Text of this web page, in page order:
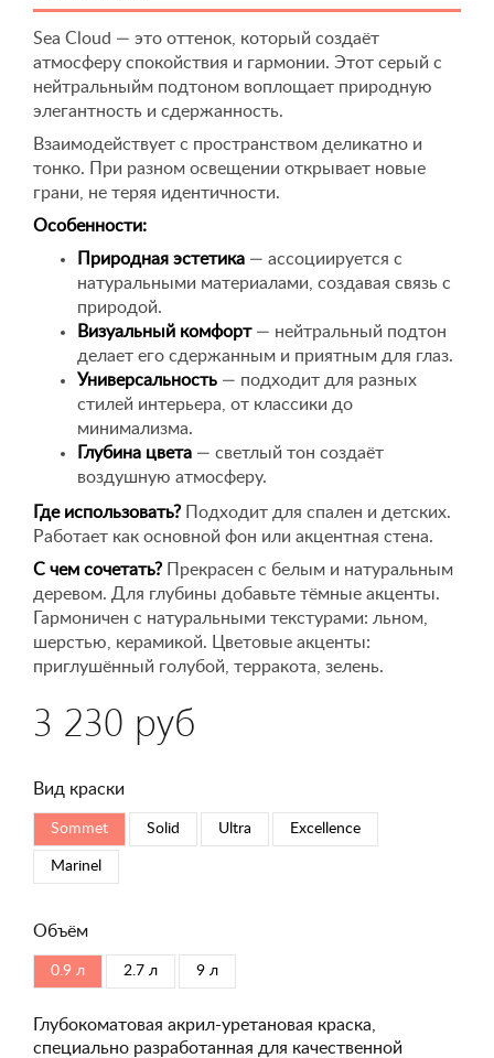
Sea Cloud — это оттенок, который создаёт
атмосферу спокойствия и гармонии. Этот серый с
нейтральныйм подтоном воплощает природную
элегантность и сдержанность.
Взаимодействует с пространством деликатно и
тонко. При разном освещении открывает новые
грани, не теряя идентичности.
Особенности:
Природная эстетика — ассоциируется с
натуральными материалами, создавая связь с
природой.
Визуальный комфорт— нейтральный подтон
делает его сдержанным и приятным для глаз.
Универсальность — подходит для разных
стилей интерьера, от классики до
минимализма.
Глубина цвета — светлый тон создаёт
воздушную атмосферу.
Где использовать? Подходит для спален и детских.
Работает как основной фон или акцентная стена.
С чем сочетать? Прекрасен с белым и натуральным
деревом. Для глубины добавьте тёмные акценты.
Гармоничен с натуральными текстурами: льном,
шерстью, керамикой. Цветовые акценты:
приглушённый голубой, терракота, зелень.
3 230 руб
Вид краски
Sommet Solid Ultra Excellence
Marinel
Объём
0.9 л 2.7 л 9 л
Глубокоматовая акрил-уретановая краска,
специально разработанная для качественной